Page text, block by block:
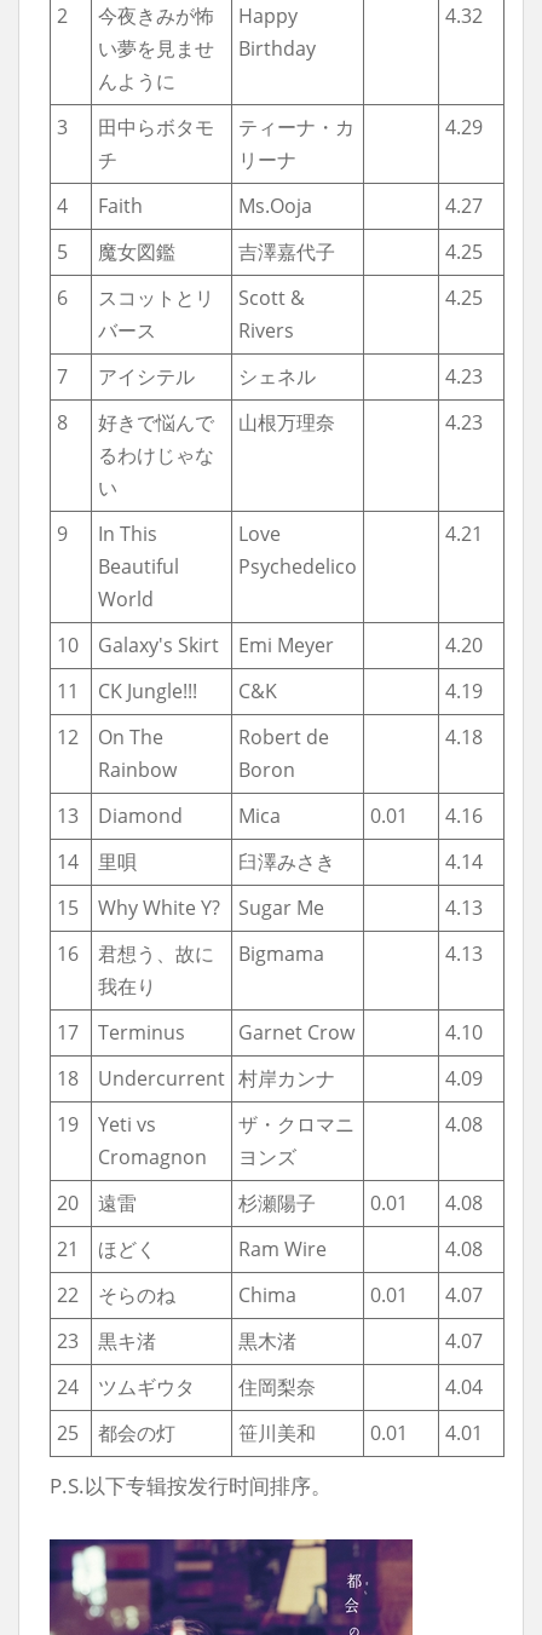
2
今夜きみが怖
い夢を見ませ
んように
Happy
Birthday
4.32
3
田中らボタモ
チ
ティーナ・カ
リーナ
4.29
4 Faith Ms.Ooja
4.27
5
魔女図鑑 吉澤嘉代子
4.25
6
スコットとリ
バース
Scott &
Rivers
4.25
7 アイシテル シェネル
4.23
8
好きで悩んで
るわけじゃな
い
山根万理奈 4.23
9
In This
Beautiful
World
Love
Psychedelico
4.21
10 Galaxy's Skirt Emi Meyer
4.20
11
CK Jungle!!! C&K
4.19
12
On The
Rainbow
Robert de
Boron
4.18
13 Diamond Mica 0.01
4.16
14
里唄 臼澤みさき
4.14
15
Why White Y? Sugar Me
4.13
16
君想う、故に
我在り
Bigmama 4.13
17 Terminus Garnet Crow
4.10
18
Undercurrent 村岸カンナ
4.09
19
Yeti vs
Cromagnon
ザ・クロマニ
ヨンズ
4.08
20 遠雷 杉瀬陽子 0.01
4.08
21
ほどく Ram Wire
4.08
22
そらのね Chima 0.01
4.07
23
黒キ渚 黒木渚
4.07
24
ツムギウタ 住岡梨奈
4.04
25
都会の灯 笹川美和 0.01 4.01
P.S.以下专辑按发行时间排序。